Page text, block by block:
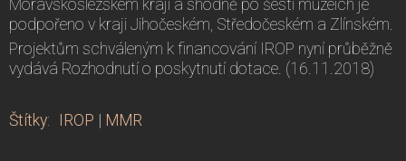
Moravskoslezském kraji a shodně po šesti muzeích je
podpořeno v kraji Jihočeském, Středočeském a Zlínském.
Projektům schváleným k financování IROP nyní průběžně
vydává Rozhodnutí o poskytnutí dotace. (16.11.2018)
Štítky: IROP | MMR